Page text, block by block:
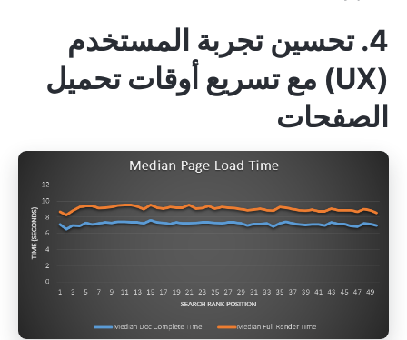
4. تحسين تجربة المستخدم
(UX) مع تسريع أوقات تحميل
الصفحات